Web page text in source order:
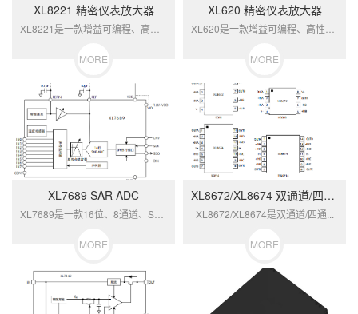
XL8221 精密仪表放大器
MORE
XL620 精密仪表放大器
MORE
XL7689 SAR ADC
MORE
XL8672/XL8674 双通道/四通道高精密运算放大器
XL8672/XL8674是双通道/四通...
MORE